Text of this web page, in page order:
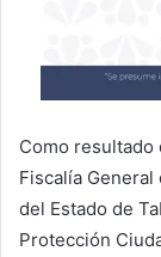
Como resultado
Fiscalía General
del Estado de
Protección